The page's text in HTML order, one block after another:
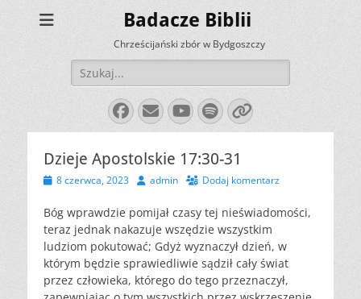
Badacze Biblii
Chrześcijański zbór w Bydgoszczy
Szukaj:
Facebook
E-
mail
YouTube
Spotify
Link
Dzieje Apostolskie 17:30-31
Opublikowano
8 czerwca, 2023 Autoradmin Dodaj komentarz
Bóg wprawdzie pomijał czasy tej nieświadomości,
teraz jednak nakazuje wszędzie wszystkim
ludziom pokutować; Gdyż wyznaczył dzień, w
którym będzie sprawiedliwie sądził cały świat
przez człowieka, którego do tego przeznaczył,